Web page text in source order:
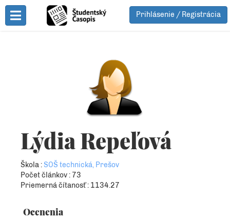
Toggle Menu
Prihlásenie / Registrácia
Lýdia Repeľová
Škola :SOŠ technická, Prešov
Počet článkov : 73
Priemerná čítanosť : 1134.27
Ocenenia